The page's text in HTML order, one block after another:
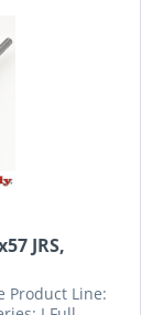
JRS,
Product Line: